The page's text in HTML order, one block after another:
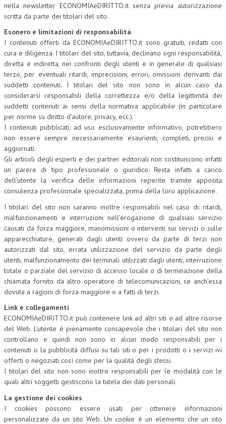
DIRITTO TRIBUTARIO
TAX RISK MANAGEMENT
CRIMINOLOGIA TRIBUTARIA
CFC E PARADISI FISCALI
PRASSI
AMMINISTRATIVA
TRIBUTARIA
EUROPEA
COSTITUZIONALE
CIVILE
TRIBUTARIA
PENALE
NEWS
ARCHIVIO EVENTI (FINO AL 2022)
CORSI ENTI TERZI
PUBBLICAZIONI
TELEGRAM
nella newsletter ECONOMIAeDIRITTO.it senza previa autorizzazione
scritta da parte dei titolari del sito.
Esonero e limitazioni di responsabilità
I contenuti offerti da ECONOMIAeDIRITTO.it sono gratuiti, redatti con
cura e diligenza. I titolari del sito, tuttavia, declinano ogni responsabilità,
diretta e indiretta, nei confronti degli utenti e in generale di qualsiasi
terzo, per eventuali ritardi, imprecisioni, errori, omissioni derivanti dai
suddetti contenuti. I titolari del sito non sono in alcun caso da
considerarsi responsabili della correttezza e/o della legittimità dei
suddetti contenuti ai sensi della normativa applicabile (in particolare
per norme su diritto d’autore, privacy, ecc.).
I contenuti pubblicati, ad uso esclusivamente informativo, potrebbero
non essere sempre necessariamente esaurienti, completi, precisi e
aggiornati.
Gli articoli degli esperti e dei partner editoriali non costituiscono infatti
un parere di tipo professionale o giuridico. Resta infatti a carico
dell’utente la verifica delle informazioni reperite tramite apposita
consulenza professionale specializzata, prima della loro applicazione.
I titolari del sito non saranno inoltre responsabili nel caso di: ritardi,
malfunzionamenti e interruzioni nell’erogazione di qualsiasi servizio
causati da forza maggiore, manomissioni o interventi sui servizi o sulle
apparecchiature, generati dagli utenti ovvero da parte di terzi non
autorizzati dal sito, errata utilizzazione del servizio da parte degli
utenti, malfunzionamento dei terminali utilizzati dagli utenti, interruzione
totale o parziale del servizio di accesso locale o di terminazione della
chiamata fornito da altro operatore di telecomunicazioni, se anch’essa
dovuta a ragioni di forza maggiore o a fatti di terzi.
Link e collegamenti
ECONOMIAeDIRITTO.it può contenere link ad altri siti o ad altre risorse
del Web. L’utente è pienamente consapevole che i titolari del sito non
controllano e quindi non sono in alcun modo responsabili per i
contenuti o la pubblicità diffusi su tali siti o per i prodotti o i servizi ivi
offerti o negoziati così come per la qualità degli stessi.
I titolari del sito non sono inoltre responsabili per le modalità con le
quali altri soggetti gestiscono la tutela dei dati personali.
La gestione dei cookies
I cookies possono essere usati per ottenere informazioni
personalizzate da un sito Web. Un cookie è un elemento che un sito